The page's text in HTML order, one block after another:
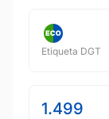
Etiqueta DGT
1.499